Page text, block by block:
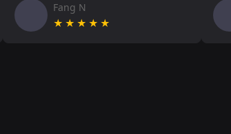
Fang N
★★★★★